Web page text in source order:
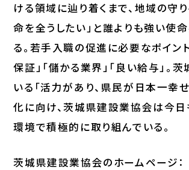
ける領域に辿り着くまで、地域の守
命を全うしたい」と誰よりも強い使
る。若手入職の促進に必要なポイン
保証」「儲かる業界」「良い給与」。
いる「活力があり、県民が日本一幸
化に向け、茨城県建設業協会は今日
環境で積極的に取り組んでいる。
茨城県建設業協会のホームページ：